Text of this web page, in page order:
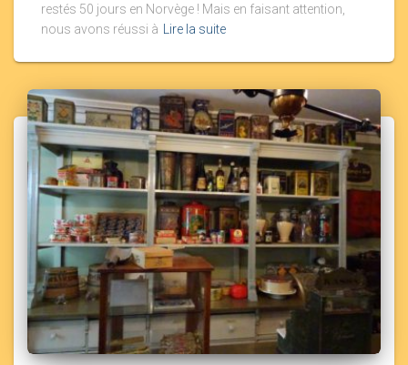
restés 50 jours en Norvège ! Mais en faisant attention,
nous avons réussi à Lire la suite